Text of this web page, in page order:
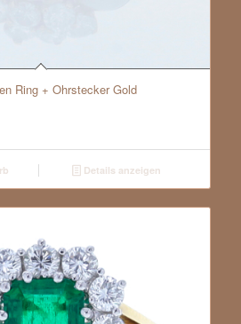
Ring + Ohrstecker Gold
Details anzeigen